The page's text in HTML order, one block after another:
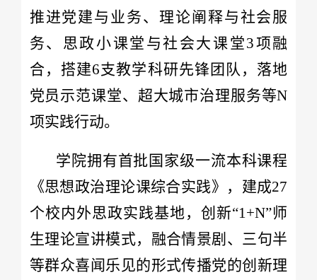
推进党建与业务、理论阐释与社会服
务、思政小课堂与社会大课堂3项融
合，搭建6支教学科研先锋团队，落地
党员示范课堂、超大城市治理服务等N
项实践行动。
学院拥有首批国家级一流本科课程
《思想政治理论课综合实践》，建成27
个校内外思政实践基地，创新“1+N”师
生理论宣讲模式，融合情景剧、三句半
等群众喜闻乐见的形式传播党的创新理